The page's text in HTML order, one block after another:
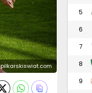
5
6
7
8
9